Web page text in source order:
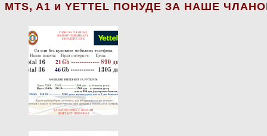
МТS, A1 и YETTEL ПОНУДЕ ЗА НАШЕ